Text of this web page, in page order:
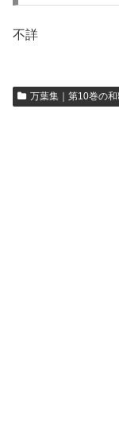
不詳
万葉集｜第10巻の